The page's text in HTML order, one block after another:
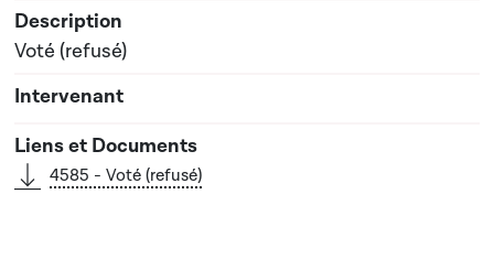
Voté (refusé)
4585 - Voté (refusé)